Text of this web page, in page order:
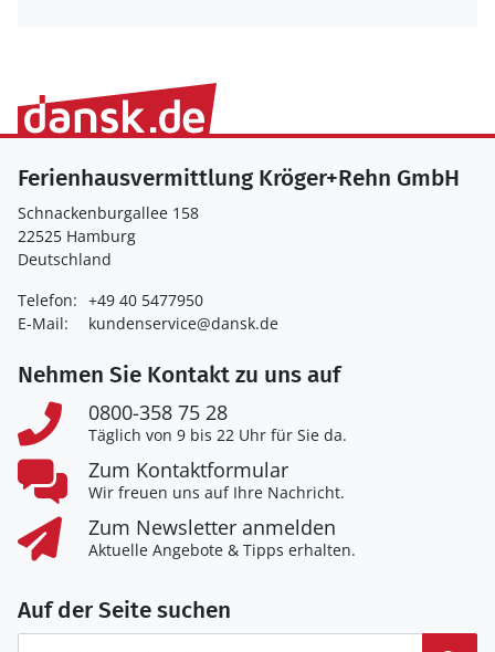
Ferienhausvermittlung Kröger+Rehn GmbH
Schnackenburgallee 158
22525 Hamburg
Deutschland
Telefon: +49 40 5477950
E-Mail:
kundenservice@dansk.de
Nehmen Sie Kontakt zu uns auf
0800-358 75 28
Täglich von 9 bis 22 Uhr für Sie da.
Zum Kontaktformular
Wir freuen uns auf Ihre Nachricht.
Zum Newsletter anmelden
Aktuelle Angebote & Tipps erhalten.
Auf der Seite suchen